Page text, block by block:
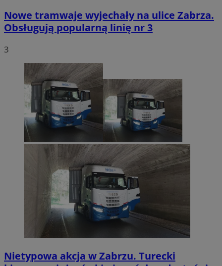
Nowe tramwaje wyjechały na ulice Zabrza.
Obsługują popularną linię nr 3
3
Nietypowa akcja w Zabrzu. Turecki